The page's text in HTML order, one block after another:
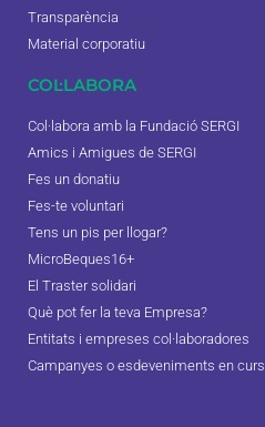
Transparència
Material corporatiu
COL·LABORA
Col·labora amb la Fundació SERGI
Amics i Amigues de SERGI
Fes un donatiu
Fes-te voluntari
Tens un pis per llogar?
MicroBeques16+
El Traster solidari
Què pot fer la teva Empresa?
Entitats i empreses col·laboradores
Campanyes o esdeveniments en curs